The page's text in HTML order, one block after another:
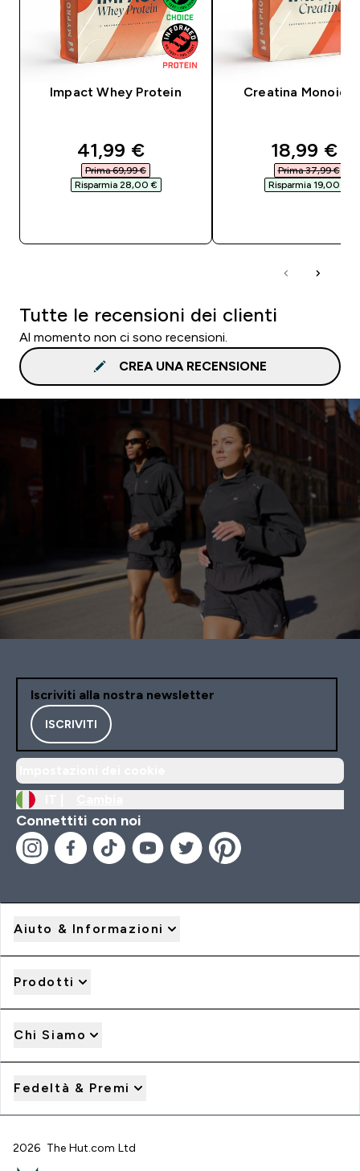
Impact Whey Protein
discounted price
41,99 €‎
Prima 69,99 €‎
Risparmia 28,00 €‎
Creatina
18,99 €‎
Prima 37,99 €‎
Risparmia 19,00 €‎
Tutte le recensioni dei clienti
Al momento non ci sono recensioni.
CREA UNA RECENSIONE
Iscriviti alla nostra newsletter
ISCRIVITI
Connettiti con noi
Aiuto & Informazioni
Prodotti
Chi Siamo
Fedeltà & Premi
2026 The Hut.com Ltd